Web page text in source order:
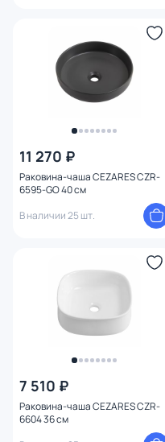
11 270 ₽
Раковина-чаша CEZARES CZR-
6595-GO 40 см
В наличии 25 шт.
7 510 ₽
Раковина-чаша CEZARES CZR-
6604 36 см